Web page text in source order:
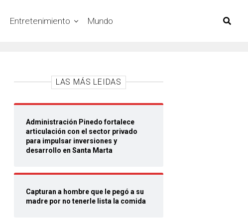
Entretenimiento Mundo
LAS MÁS LEIDAS
Administración Pinedo fortalece
articulación con el sector privado
para impulsar inversiones y
desarrollo en Santa Marta
Capturan a hombre que le pegó a su
madre por no tenerle lista la comida